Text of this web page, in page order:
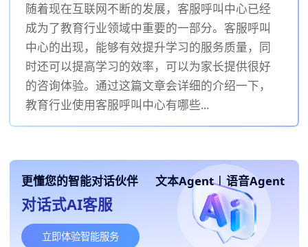
随着现在互联网不断的发展，客服呼叫中心已经
成为了教育行业领域中重要的一部分。客服呼叫
中心的出现，能够有效提升学习的服务质量，同
时还可以提高学习的效率，可以为家长提供很好
的咨询体验。通过这篇文章会详细的介绍一下，
教育行业使用客服呼叫中心有哪些...
更懂您的智能对话伙伴 文本Agent | 语音Agent
对话式AI客服
立即体验智能服务